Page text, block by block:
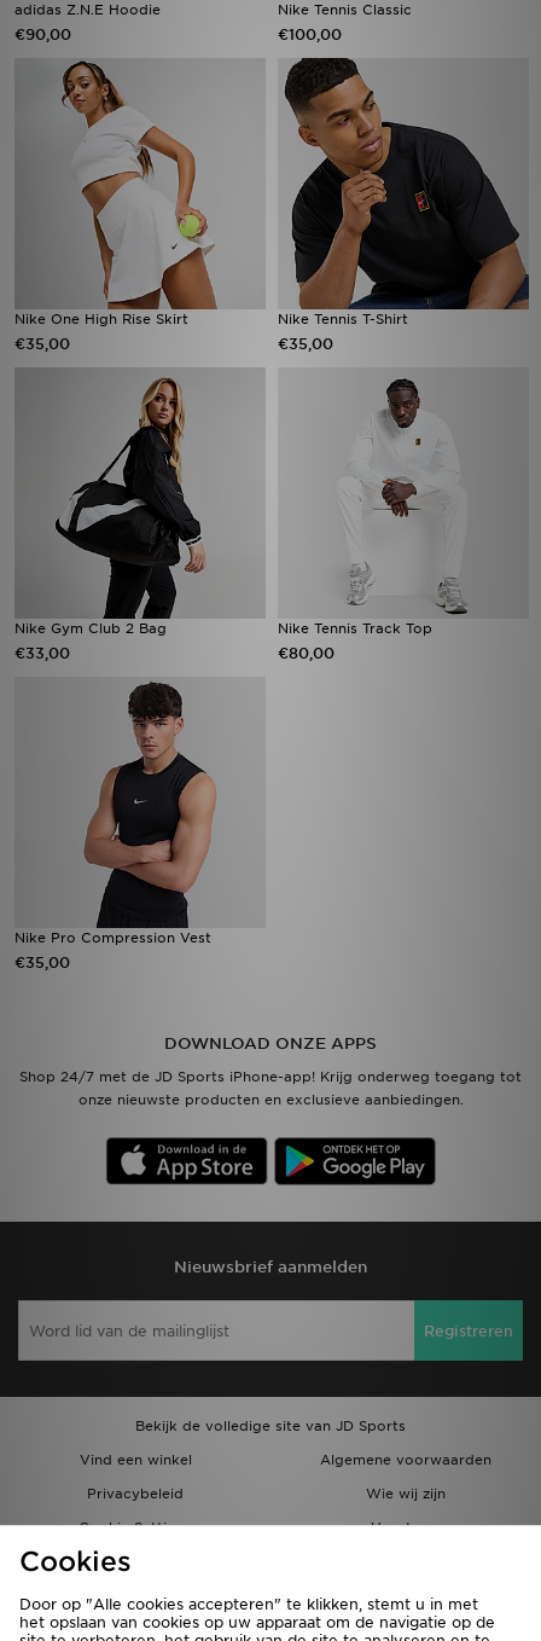
adidas Z.N.E Hoodie
€90,00
Nike Tennis Classic
€100,00
Nike One High Rise Skirt
€35,00
Nike Tennis T-Shirt
€35,00
Nike Gym Club 2 Bag
€33,00
Nike Tennis Track Top
€80,00
Nike Pro Compression Vest
€35,00
DOWNLOAD ONZE APPS
Shop 24/7 met de JD Sports iPhone-app! Krijg onderweg toegang tot
onze nieuwste producten en exclusieve aanbiedingen.
Nieuwsbrief aanmelden
Registreren
Bekijk de volledige site van JD Sports
Vind een winkel
Algemene voorwaarden
Privacybeleid
Wie wij zijn
Cookie Settings
Vacatures
Bestellingen en Levering
Cookies
Door op "Alle cookies accepteren" te klikken, stemt u in met
het opslaan van cookies op uw apparaat om de navigatie op de